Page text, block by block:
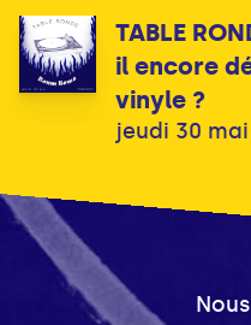
TABLE
il encore
vinyle ?
jeudi 30 mai